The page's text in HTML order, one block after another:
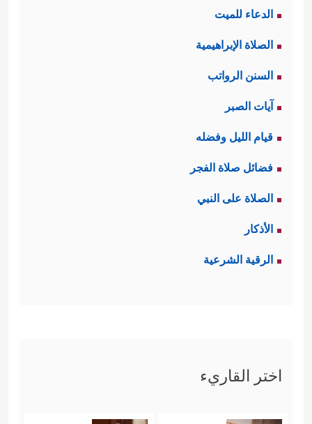
الدعاء للميت
الصلاة الإبراهيمية
السنن الرواتب
آيات الصبر
قيام الليل وفضله
فضائل صلاة الفجر
الصلاة على النبي
الأذكار
الرقية الشرعية
اختر القاريء